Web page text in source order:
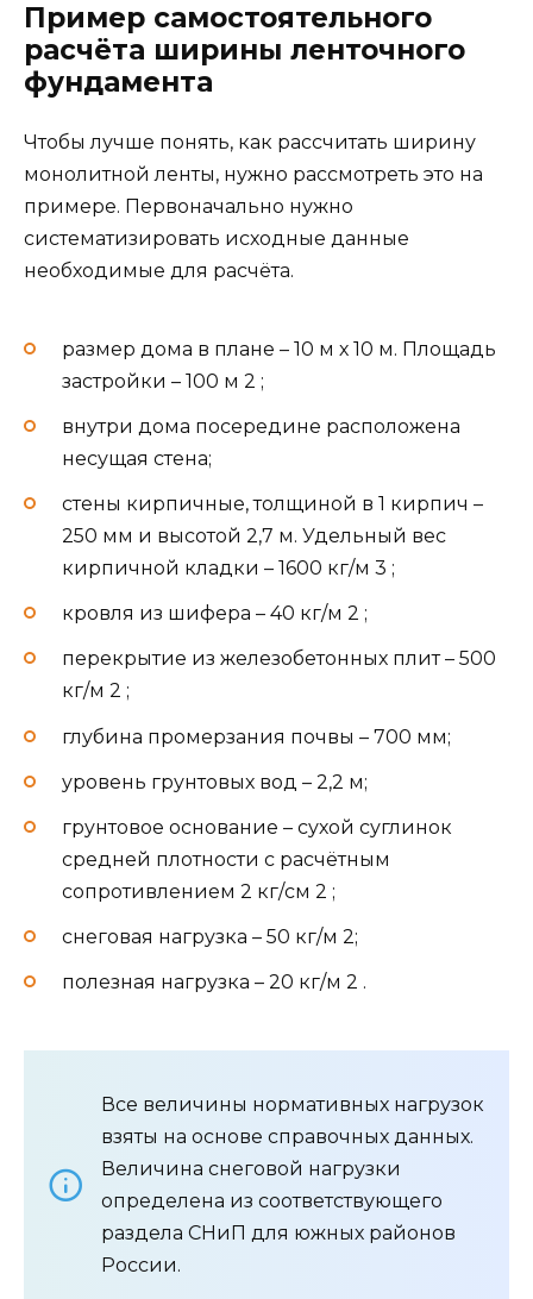
Пример самостоятельного
расчёта ширины ленточного
фундамента
Чтобы лучше понять, как рассчитать ширину
монолитной ленты, нужно рассмотреть это на
примере. Первоначально нужно
систематизировать исходные данные
необходимые для расчёта.
размер дома в плане – 10 м х 10 м. Площадь
застройки – 100 м 2 ;
внутри дома посередине расположена
несущая стена;
стены кирпичные, толщиной в 1 кирпич –
250 мм и высотой 2,7 м. Удельный вес
кирпичной кладки – 1600 кг/м 3 ;
кровля из шифера – 40 кг/м 2 ;
перекрытие из железобетонных плит – 500
кг/м 2 ;
глубина промерзания почвы – 700 мм;
уровень грунтовых вод – 2,2 м;
грунтовое основание – сухой суглинок
средней плотности с расчётным
сопротивлением 2 кг/см 2 ;
снеговая нагрузка – 50 кг/м 2;
полезная нагрузка – 20 кг/м 2 .
Все величины нормативных нагрузок
взяты на основе справочных данных.
Величина снеговой нагрузки
определена из соответствующего
раздела СНиП для южных районов
России.